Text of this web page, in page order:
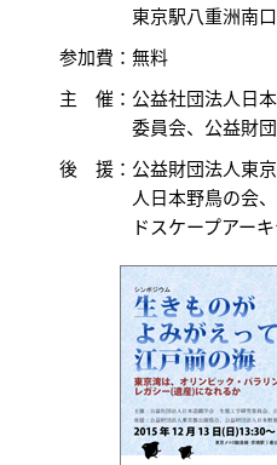
東京駅八重洲南口
参加費： 無料
主 催： 公益社団法人日
委員会、公益財
後 援： 公益財団法人東
人日本野鳥の会
ドスケープアー